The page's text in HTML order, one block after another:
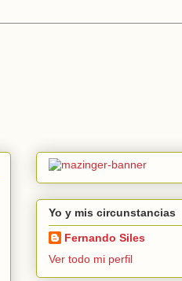
Yo y mis circunstancias
Fernando Siles
Ver todo mi perfil